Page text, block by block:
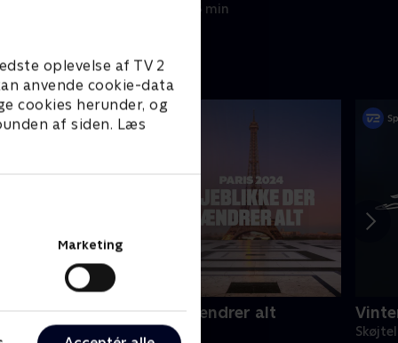
oplevelse af TV 2
anvende cookie-data
cookies herunder, og
af siden. Læs
Marketing
20. februar 2026 • 5 min
2024 - øjeblikke der ændrer alt
• Sport • 28 min